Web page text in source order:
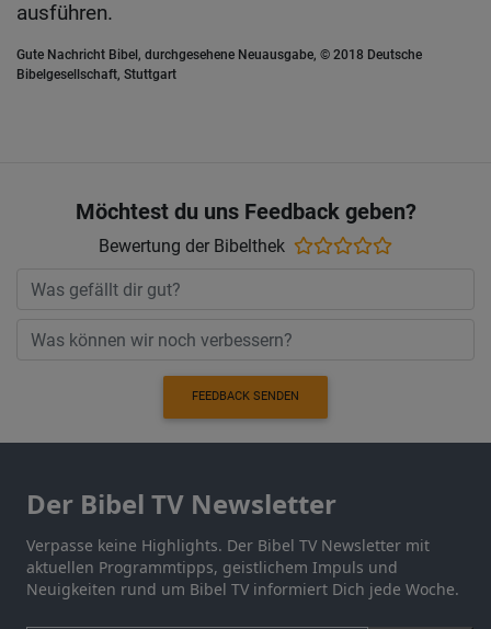
ausführen.
Gute Nachricht Bibel, durchgesehene Neuausgabe, © 2018 Deutsche
Bibelgesellschaft, Stuttgart
Möchtest du uns Feedback geben?
Bewertung der Bibelthek
FEEDBACK SENDEN
Der Bibel TV Newsletter
Verpasse keine Highlights. Der Bibel TV Newsletter mit
aktuellen Programmtipps, geistlichem Impuls und
Neuigkeiten rund um Bibel TV informiert Dich jede Woche.